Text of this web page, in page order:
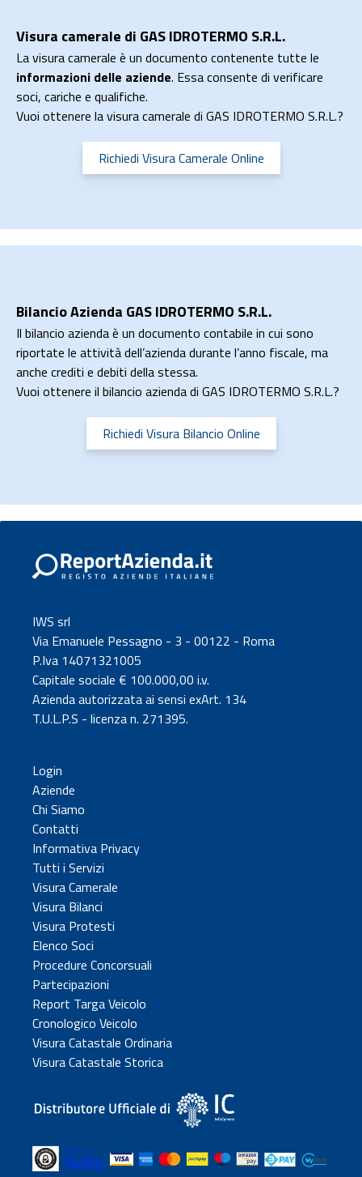
Visura camerale di GAS IDROTERMO S.R.L.
La visura camerale è un documento contenente tutte le
informazioni delle aziende. Essa consente di verificare
soci, cariche e qualifiche.
Vuoi ottenere la visura camerale di GAS IDROTERMO S.R.L.?
Richiedi Visura Camerale Online
Bilancio Azienda GAS IDROTERMO S.R.L.
Il bilancio azienda è un documento contabile in cui sono
riportate le attività dell’azienda durante l’anno fiscale, ma
anche crediti e debiti della stessa.
Vuoi ottenere il bilancio azienda di GAS IDROTERMO S.R.L.?
Richiedi Visura Bilancio Online
IWS srl
Via Emanuele Pessagno - 3 - 00122 - Roma
P.Iva 14071321005
Capitale sociale € 100.000,00 i.v.
Azienda autorizzata ai sensi exArt. 134
T.U.L.P.S - licenza n. 271395.
Login
Aziende
Chi Siamo
Contatti
Informativa Privacy
Tutti i Servizi
Visura Camerale
Visura Bilanci
Visura Protesti
Elenco Soci
Procedure Concorsuali
Partecipazioni
Report Targa Veicolo
Cronologico Veicolo
Visura Catastale Ordinaria
Visura Catastale Storica